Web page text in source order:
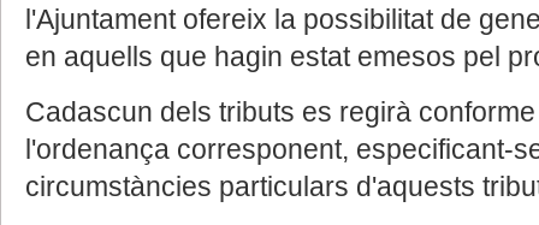
l'Ajuntament ofereix la possibilitat de
en aquells que hagin estat emesos pel
Cadascun dels tributs es regirà
l'ordenança corresponent, especificant-
circumstàncies particulars d'aquests